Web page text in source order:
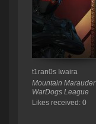
t1ran0s Iwaira
Mountain Marauder
WarDogs League
Likes received: 0